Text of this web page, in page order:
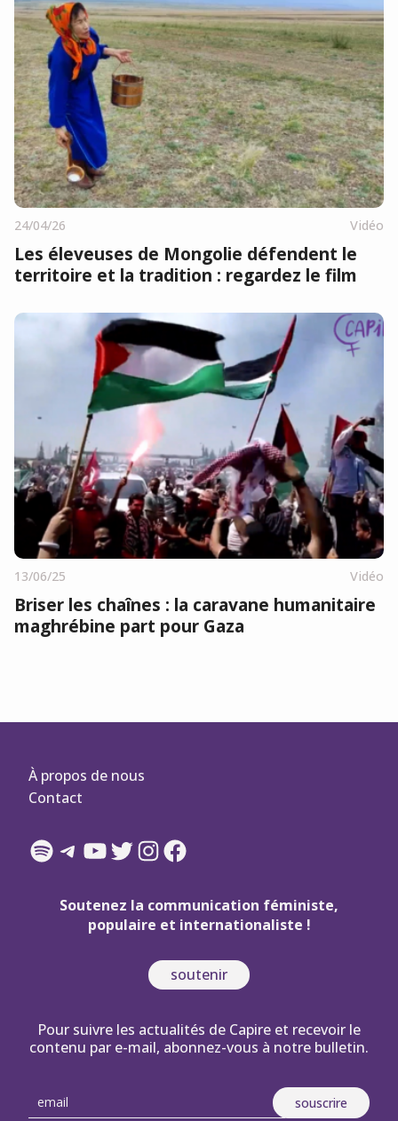
24/04/26 Vidéo
Les éleveuses de Mongolie défendent le
territoire et la tradition : regardez le film
13/06/25 Vidéo
Briser les chaînes : la caravane humanitaire
maghrébine part pour Gaza
À propos de nous
Contact
Spotify
Telegram
YouTube
Twitter
Instagram
Facebook
Soutenez la communication féministe,
populaire et internationaliste !
soutenir
Pour suivre les actualités de Capire et recevoir le
contenu par e-mail, abonnez-vous à notre bulletin.